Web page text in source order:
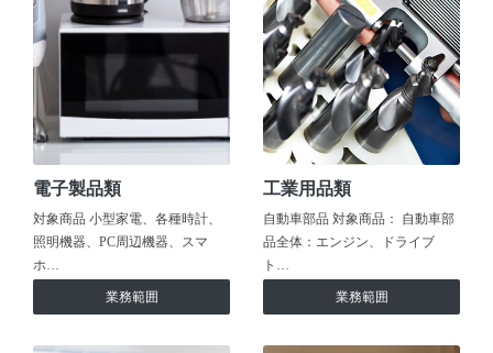
電子製品類
対象商品 小型家電、各種時計、
照明機器、PC周辺機器、スマ
ホ…
業務範囲
工業用品類
自動車部品 対象商品： 自動車部
品全体：エンジン、ドライブ
ト…
業務範囲